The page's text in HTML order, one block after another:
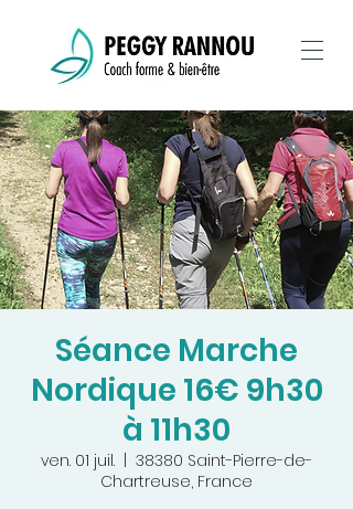
Séance Marche
Nordique 16€ 9h30
à 11h30
ven. 01 juil.
38380 Saint-Pierre-de-
Chartreuse, France